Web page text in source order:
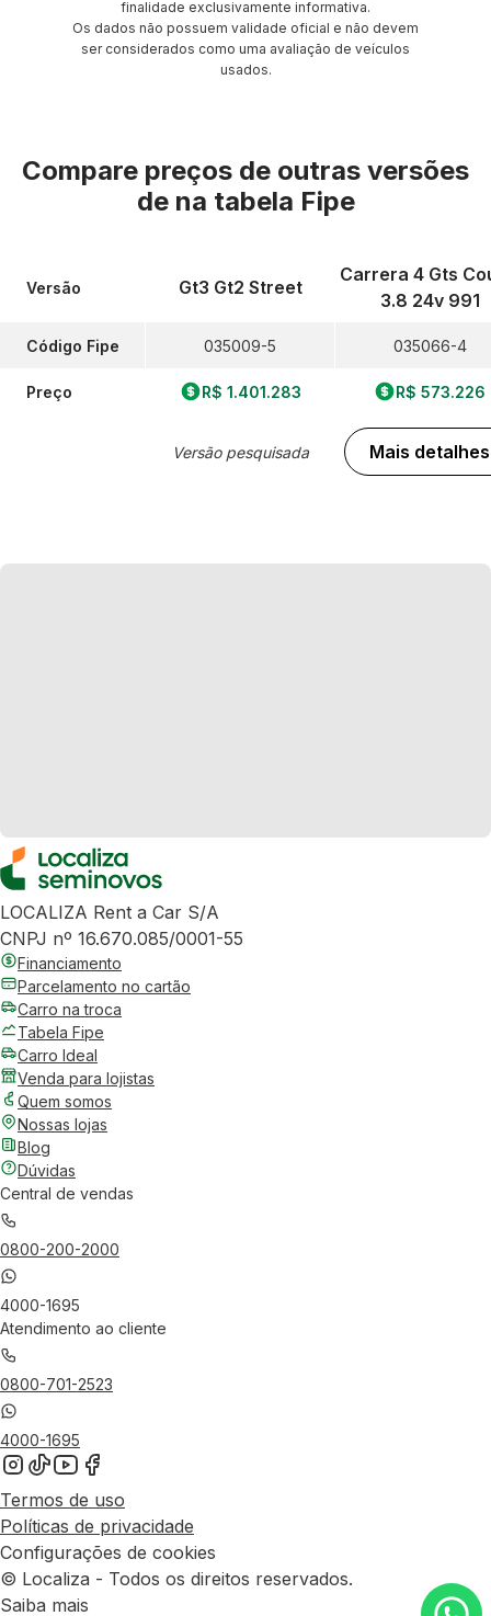
finalidade exclusivamente informativa.
Os dados não possuem validade oficial e não devem
ser considerados como uma avaliação de veículos
usados.
Compare preços de outras versões
de na tabela Fipe
Versão
Código Fipe
Preço
Gt3 Gt2 Street
035009-5
R$ 1.401.283
Versão pesquisada
Carrera 4 Gts
3.8 24v 991
035066-4
R$ 573.226
Mais detalhes
LOCALIZA Rent a Car S/A
CNPJ nº 16.670.085/0001-55
Financiamento
Parcelamento no cartão
Carro na troca
Tabela Fipe
Carro Ideal
Venda para lojistas
Quem somos
Nossas lojas
Blog
Dúvidas
Central de vendas
0800-200-2000
4000-1695
Atendimento ao cliente
0800-701-2523
4000-1695
Termos de uso
Políticas de privacidade
Configurações de cookies
© Localiza - Todos os direitos reservados.
Saiba mais